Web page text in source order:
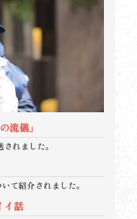
流儀」
れました。
て紹介されました。
イ話